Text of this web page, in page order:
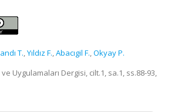
T.,Yıldız F.,Abacıgil F.,Okyay P.
ve Uygulamaları Dergisi, cilt.1, sa.1, ss.88-93,